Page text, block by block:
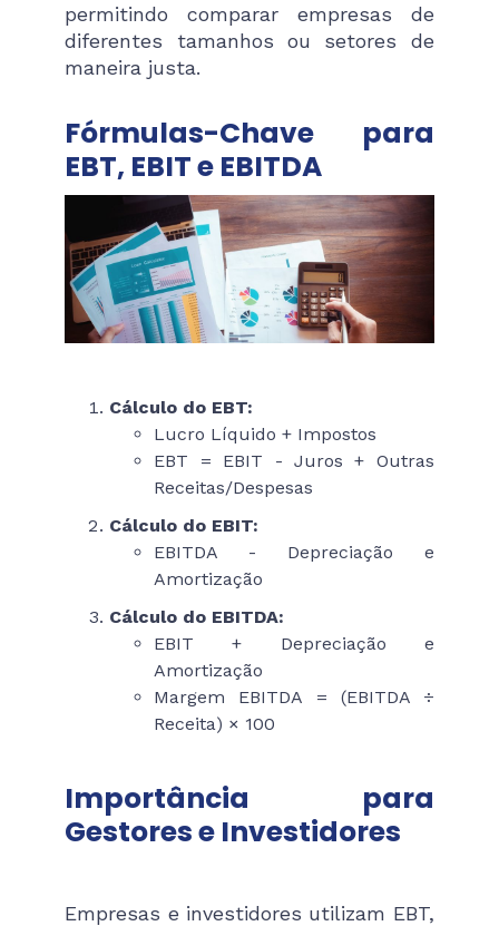
permitindo comparar empresas de
diferentes tamanhos ou setores de
maneira justa.
Fórmulas-Chave para
EBT, EBIT e EBITDA
Cálculo do EBT:
Lucro Líquido + Impostos
EBT = EBIT - Juros + Outras
Receitas/Despesas
Cálculo do EBIT:
EBITDA - Depreciação e
Amortização
Cálculo do EBITDA:
EBIT + Depreciação e
Amortização
Margem EBITDA = (EBITDA ÷
Receita) × 100
Importância para
Gestores e Investidores
Empresas e investidores utilizam EBT,